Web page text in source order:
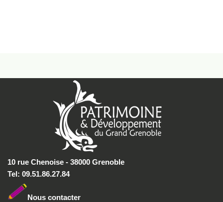
10 rue Chenoise - 38000 Grenoble
Tel: 09.51.86.27.84
Nous contacter